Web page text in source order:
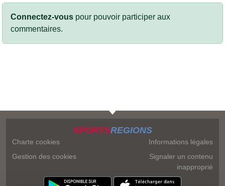
Connectez-vous pour pouvoir participer aux
commentaires.
SPORTSREGIONS
Charte cookies
Gestion des cookies
Informations légales
Signaler un contenu
inapproprié